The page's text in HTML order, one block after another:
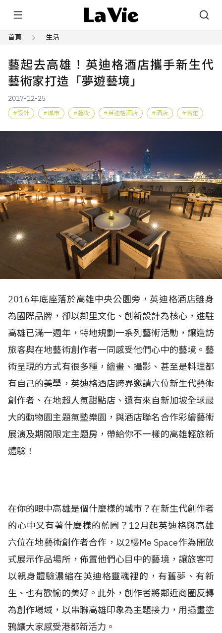
首頁 生活
藝起去高雄！英迪格酒店攜手新生代
藝術家打造「夢遊藝境」
2017-12-25
設計 城市 藝術 英迪格酒店 酒店 高雄
2016年底座落於高雄中央公園旁， 英迪格酒店雖身
為國際品牌，卻以鄰里文化、創新設計為核心，進駐
高雄已滿一週年，特地規劃一系列藝術活動，讓造訪
旅客與在地藝術創作者一同感受他們心中的藝境。藝
術呈現的方式有很多種，繪畫、攝影、甚至是料理都
有自己的美學，英迪格酒店跨界邀請六位新生代藝術
創作者、在地超人氣甜點店、還有來自新加坡全球最
大的動物園主題氣墊樂園，與酒店聯名合作彩繪藝術
展演及期間限定主題房，帶給你不一樣的高雄輕旅新
體驗！
在你的眼中高雄是個什麼樣的城市？在新生代創作者
的心中又有著什麼樣的藍圖？12月起英迪格與高雄
六位在地藝術創作者合作，以2樓Me Space作為開放
式展示作品場所，佈置他們心目中的藝境，讓旅客可
以親身體驗濃縮在英迪格靈魂裡的，有舊夢、有新
生、也有歡愉的美好。此外，創作者將鄰近商圈反轉
為創作場域，以串聯高雄印象為主題接力，用插畫塗
鴉讓大家感受港都新活力。